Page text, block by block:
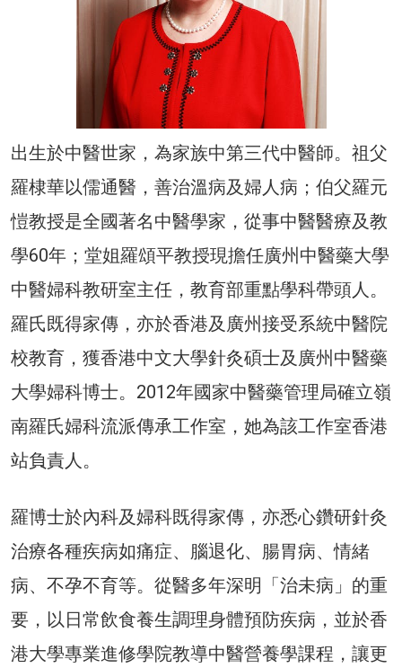
出生於中醫世家，為家族中第三代中醫師。祖父
羅棣華以儒通醫，善治溫病及婦人病；伯父羅元
愷教授是全國著名中醫學家，從事中醫醫療及教
學60年；堂姐羅頌平教授現擔任廣州中醫藥大學
中醫婦科教研室主任，教育部重點學科帶頭人。
羅氏既得家傳，亦於香港及廣州接受系統中醫院
校教育，獲香港中文大學針灸碩士及廣州中醫藥
大學婦科博士。2012年國家中醫藥管理局確立嶺
南羅氏婦科流派傳承工作室，她為該工作室香港
站負責人。
羅博士於內科及婦科既得家傳，亦悉心鑽研針灸
治療各種疾病如痛症、腦退化、腸胃病、情緒
病、不孕不育等。從醫多年深明「治未病」的重
要，以日常飲食養生調理身體預防疾病，並於香
港大學專業進修學院教導中醫營養學課程，讓更